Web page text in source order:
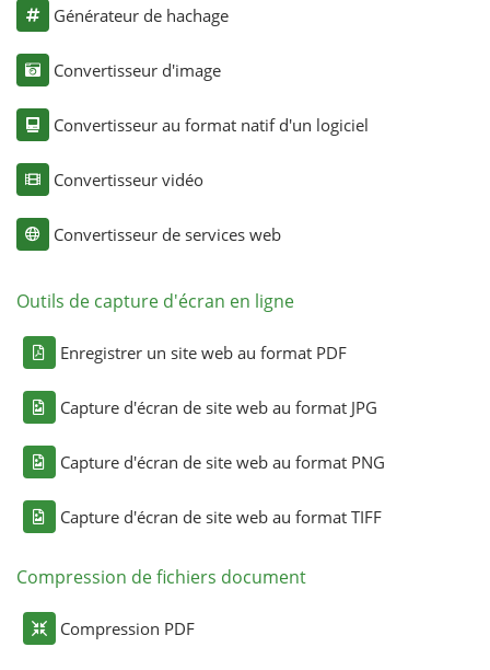
Générateur de hachage
Convertisseur d'image
Convertisseur au format natif d'un logiciel
Convertisseur vidéo
Convertisseur de services web
Outils de capture d'écran en ligne
Enregistrer un site web au format PDF
Capture d'écran de site web au format JPG
Capture d'écran de site web au format PNG
Capture d'écran de site web au format TIFF
Compression de fichiers document
Compression PDF